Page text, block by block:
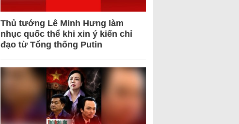
Thủ tướng Lê Minh Hưng làm
nhục quốc thể khi xin ý kiến chỉ
đạo từ Tổng thống Putin